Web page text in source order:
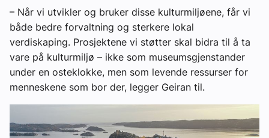
– Når vi utvikler og bruker disse kulturmiljøene, får vi
både bedre forvaltning og sterkere lokal
verdiskaping. Prosjektene vi støtter skal bidra til å ta
vare på kulturmiljø – ikke som museumsgjenstander
under en osteklokke, men som levende ressurser for
menneskene som bor der, legger Geiran til.